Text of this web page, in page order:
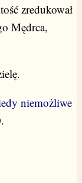
zredukował
Mędrca,
niemożliwe